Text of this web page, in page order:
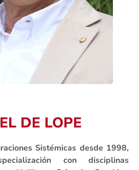
DE LOPE
Sistémicas desde 1998,
con disciplinas